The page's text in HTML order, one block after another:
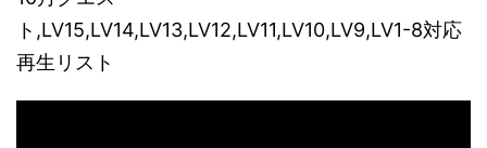
ト,LV15,LV14,LV13,LV12,LV11,LV10,LV9,LV1-8対応
再生リスト